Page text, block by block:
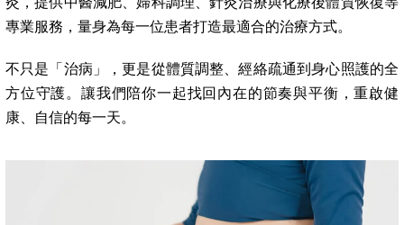
專業服務，量身為每一位患者打造最適合的治療方式。
不只是「治病」，更是從體質調整、經絡疏通到身心照護的全
方位守護。讓我們陪你一起找回內在的節奏與平衡，重啟健
康、自信的每一天。